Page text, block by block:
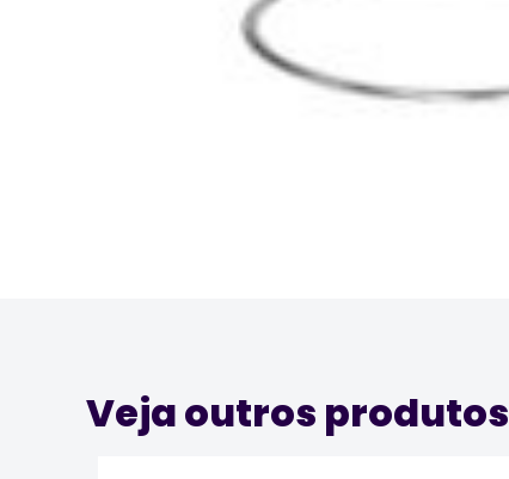
Veja outros produtos